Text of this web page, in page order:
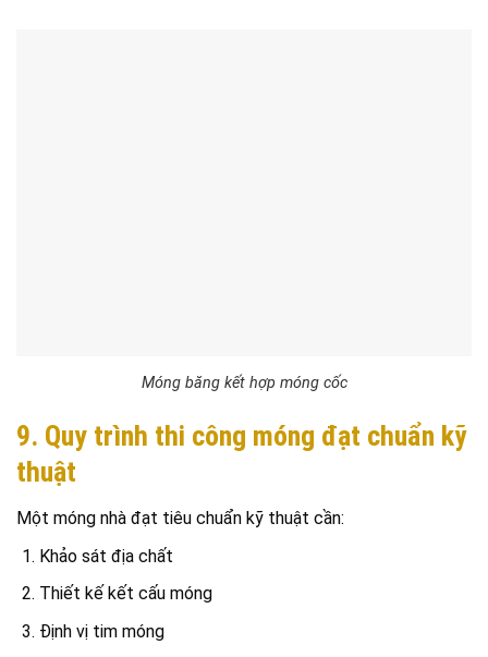
Móng băng kết hợp móng cốc
9. Quy trình thi công móng đạt chuẩn kỹ
thuật
Một móng nhà đạt tiêu chuẩn kỹ thuật cần:
Khảo sát địa chất
Thiết kế kết cấu móng
Định vị tim móng